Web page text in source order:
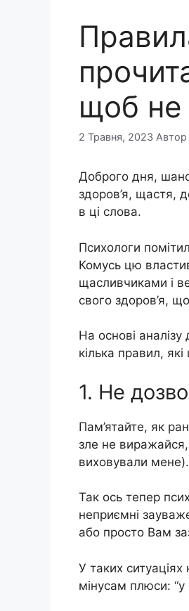
щоб не
2 Травня, 2023 Автор
Доброго дня,
здоров’я, щастя,
в ці слова.
Психологи
Комусь цю
щасливчиками і
свого здоров’я,
На основі
кілька правил,
1. Не
Пам’ятайте, як
зле не
виховували мене).
Так ось тепер
неприємні
або просто Вам
У таких ситуаціях
мінусам плюси: